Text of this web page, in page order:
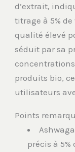
d’extrait,
titrage à 5%
qualité élevé
séduit par sa
produits bio,
utilisateurs
Points
précis à